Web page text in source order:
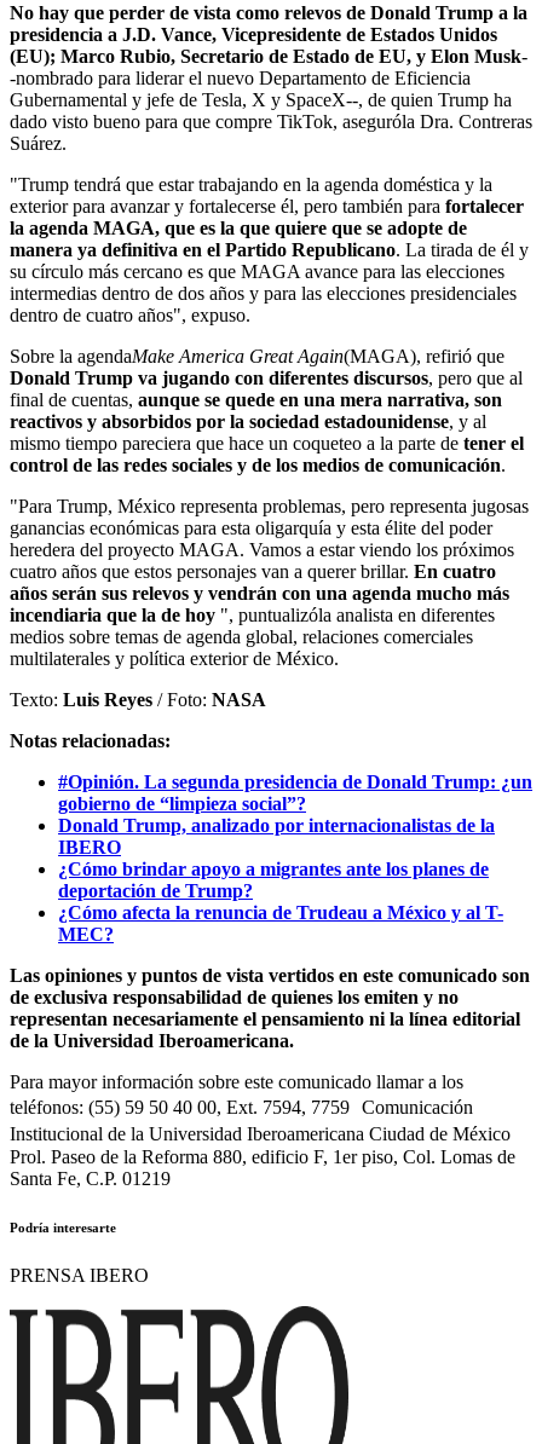
No hay que perder de vista como relevos de Donald Trump a la
presidencia a J.D. Vance, Vicepresidente de Estados Unidos
(EU); Marco Rubio, Secretario de Estado de EU, y Elon Musk-
-nombrado para liderar el nuevo Departamento de Eficiencia
Gubernamental y jefe de Tesla, X y SpaceX--, de quien Trump ha
dado visto bueno para que compre TikTok, aseguróla Dra. Contreras
Suárez.
"Trump tendrá que estar trabajando en la agenda doméstica y la
exterior para avanzar y fortalecerse él, pero también para fortalecer
la agenda MAGA, que es la que quiere que se adopte de
manera ya definitiva en el Partido Republicano. La tirada de él y
su círculo más cercano es que MAGA avance para las elecciones
intermedias dentro de dos años y para las elecciones presidenciales
dentro de cuatro años", expuso.
Sobre la agendaMake America Great Again(MAGA), refirió que
Donald Trump va jugando con diferentes discursos, pero que al
final de cuentas, aunque se quede en una mera narrativa, son
reactivos y absorbidos por la sociedad estadounidense, y al
mismo tiempo pareciera que hace un coqueteo a la parte de tener el
control de las redes sociales y de los medios de comunicación.
"Para Trump, México representa problemas, pero representa jugosas
ganancias económicas para esta oligarquía y esta élite del poder
heredera del proyecto MAGA. Vamos a estar viendo los próximos
cuatro años que estos personajes van a querer brillar. En cuatro
años serán sus relevos y vendrán con una agenda mucho más
incendiaria que la de hoy ", puntualizóla analista en diferentes
medios sobre temas de agenda global, relaciones comerciales
multilaterales y política exterior de México.
Texto: Luis Reyes / Foto: NASA
Notas relacionadas:
#Opinión. La segunda presidencia de Donald Trump: ¿un
gobierno de “limpieza social”?
Donald Trump, analizado por internacionalistas de la
IBERO
¿Cómo brindar apoyo a migrantes ante los planes de
deportación de Trump?
¿Cómo afecta la renuncia de Trudeau a México y al T-
MEC?
Las opiniones y puntos de vista vertidos en este comunicado son
de exclusiva responsabilidad de quienes los emiten y no
representan necesariamente el pensamiento ni la línea editorial
de la Universidad Iberoamericana.
Para mayor información sobre este comunicado llamar a los
teléfonos: (55) 59 50 40 00, Ext. 7594, 7759 Comunicación
Institucional de la Universidad Iberoamericana Ciudad de México
Prol. Paseo de la Reforma 880, edificio F, 1er piso, Col. Lomas de
Santa Fe, C.P. 01219
Podría interesarte
PRENSA IBERO